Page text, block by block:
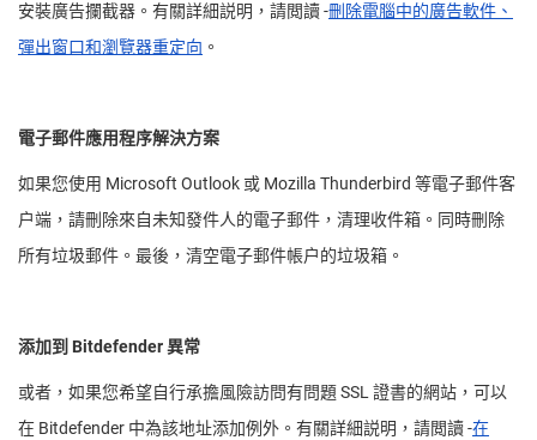
安裝廣告攔截器。有關詳細説明，請閲讀 -刪除電腦中的廣告軟件、
彈出窗口和瀏覽器重定向 。
電子郵件應用程序解決方案
如果您使用 Microsoft Outlook 或 Mozilla Thunderbird 等電子郵件客
户端，請刪除來自未知發件人的電子郵件，清理收件箱。同時刪除
所有垃圾郵件。最後，清空電子郵件帳户的垃圾箱。
添加到 Bitdefender 異常
或者，如果您希望自行承擔風險訪問有問題 SSL 證書的網站，可以
在 Bitdefender 中為該地址添加例外。有關詳細説明，請閲讀 -在